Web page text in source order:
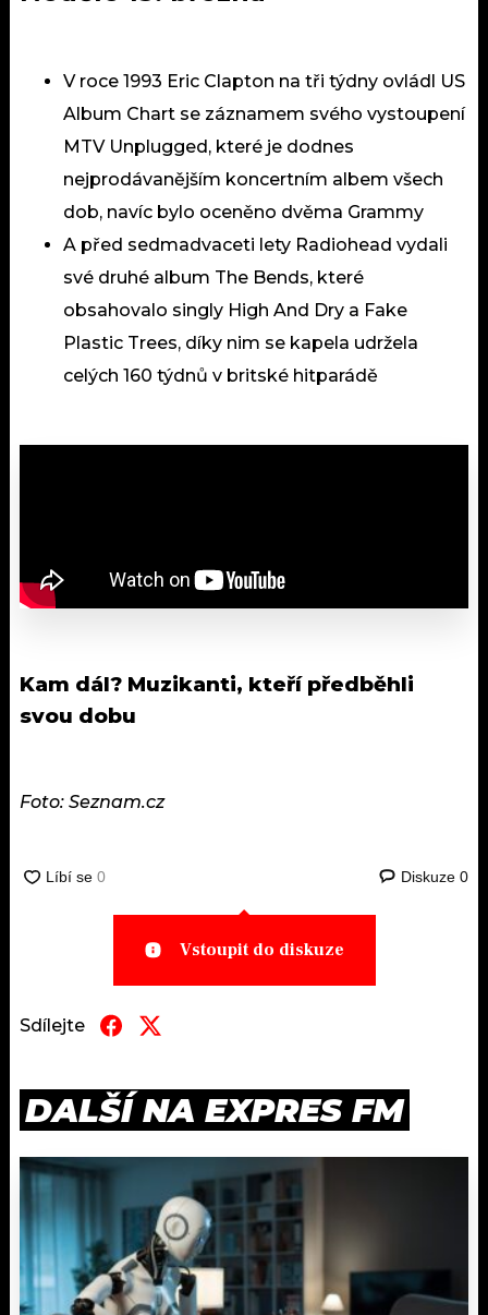
V roce 1993 Eric Clapton na tři týdny ovládl US
Album Chart se záznamem svého vystoupení
MTV Unplugged, které je dodnes
nejprodávanějším koncertním albem všech
dob, navíc bylo oceněno dvěma Grammy
A před sedmadvaceti lety Radiohead vydali
své druhé album The Bends, které
obsahovalo singly High And Dry a Fake
Plastic Trees, díky nim se kapela udržela
celých 160 týdnů v britské hitparádě
Kam dál? Muzikanti, kteří předběhli
svou dobu
Foto: Seznam.cz
Diskuze 0
Vstoupit do diskuze
Sdílejte
DALŠÍ NA EXPRES FM